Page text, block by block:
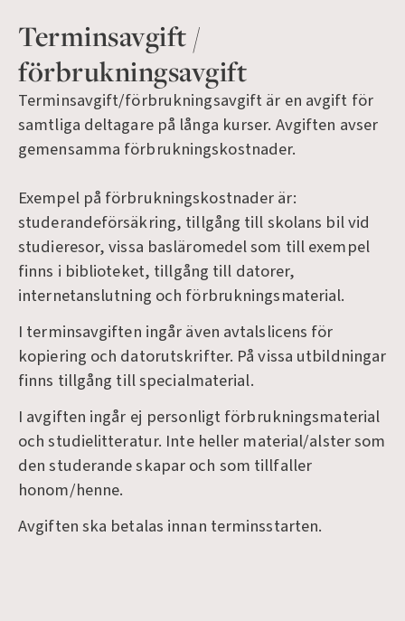
Terminsavgift /
förbrukningsavgift
Terminsavgift/förbrukningsavgift är en avgift för
samtliga deltagare på långa kurser. Avgiften avser
gemensamma förbrukningskostnader.
Exempel på förbrukningskostnader är:
studerandeförsäkring, tillgång till skolans bil vid
studieresor, vissa basläromedel som till exempel
finns i biblioteket, tillgång till datorer,
internetanslutning och förbrukningsmaterial.
I terminsavgiften ingår även avtalslicens för
kopiering och datorutskrifter. På vissa utbildningar
finns tillgång till specialmaterial.
I avgiften ingår ej personligt förbrukningsmaterial
och studielitteratur. Inte heller material/alster som
den studerande skapar och som tillfaller
honom/henne.
Avgiften ska betalas innan terminsstarten.